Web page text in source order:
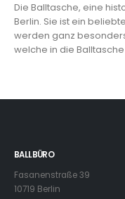
Die Balltasche, eine
Berlin. Sie ist ein
werden ganz
welche in die
BALLBÜRO
Fasanenstraße 39
10719 Berlin